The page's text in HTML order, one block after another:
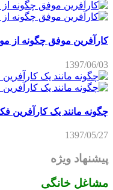
کارآفرین موفق چگونه از
1397/06/03
چگونه مانند یک کارآفرین
1397/05/27
پیشنهاد ویژه
مشاغل خانگی